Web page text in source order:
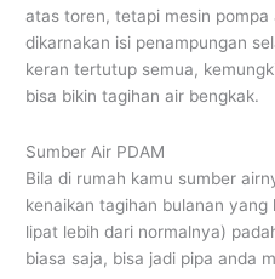
atas toren, tetapi mesin pompa
dikarnakan isi penampungan
keran tertutup semua,
bisa bikin tagihan air bengkak.
Sumber Air PDAM
Bila di rumah kamu sumber
kenaikan tagihan bulanan yang
lipat lebih dari normalnya)
biasa saja, bisa jadi pipa anda